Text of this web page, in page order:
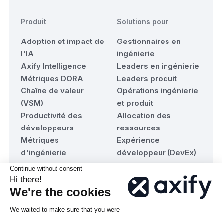
Produit
Adoption et impact de
l'IA
Axify Intelligence
Métriques DORA
Chaîne de valeur
(VSM)
Productivité des
développeurs
Métriques
d'ingénierie
Solutions pour
Gestionnaires en
ingénierie
Leaders en ingénierie
Leaders produit
Opérations ingénierie
et produit
Allocation des
ressources
Expérience
développeur (DevEx)
Ressources
Blogue
Évaluation de maturité
Compagnie
À propos d'Axify
Nous joindre